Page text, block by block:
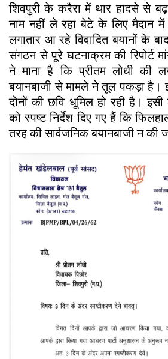
शिवपुरी के करैरा में थार हादसे से
नाम नहीं ले रहा बेटे के लिए मैदान
लगातार आ रहे विवादित बयानों के
संगठन से पूरे घटनाक्रम की रिपोर्ट
ने माना है कि प्रीतम लोधी की
बयानबाजी से मामले ने तूल पकड़ा
दोनों की छवि धूमिल हो रही है।
को स्पष्ट निर्देश दिए गए हैं कि
तरह की सार्वजनिक बयानबाजी न की